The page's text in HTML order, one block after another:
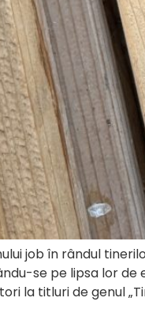
job în rândul
se pe lipsa lor
la titluri de genul